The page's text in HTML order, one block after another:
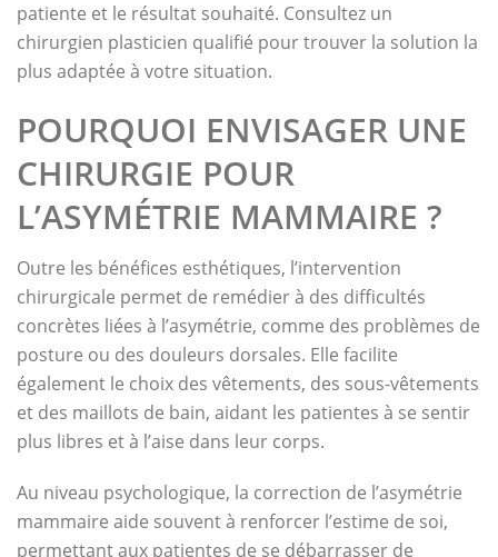
patiente et le résultat souhaité. Consultez un
chirurgien plasticien qualifié pour trouver la solution la
plus adaptée à votre situation.
POURQUOI ENVISAGER UNE
CHIRURGIE POUR
L’ASYMÉTRIE MAMMAIRE ?
Outre les bénéfices esthétiques, l’intervention
chirurgicale permet de remédier à des difficultés
concrètes liées à l’asymétrie, comme des problèmes de
posture ou des douleurs dorsales. Elle facilite
également le choix des vêtements, des sous-vêtements
et des maillots de bain, aidant les patientes à se sentir
plus libres et à l’aise dans leur corps.
Au niveau psychologique, la correction de l’asymétrie
mammaire aide souvent à renforcer l’estime de soi,
permettant aux patientes de se débarrasser de